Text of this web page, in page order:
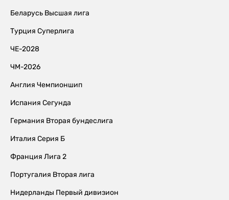
Беларусь Высшая лига
Турция Суперлига
ЧЕ-2028
ЧМ-2026
Англия Чемпионшип
Испания Сегунда
Германия Вторая бундеслига
Италия Серия Б
Франция Лига 2
Португалия Вторая лига
Нидерланды Первый дивизион